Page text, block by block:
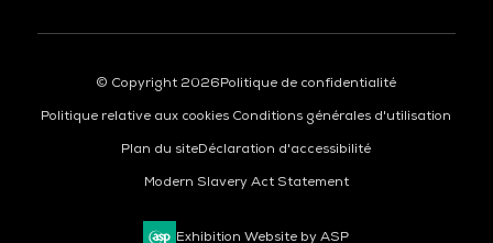
© Copyright 2026Politique de confidentialité
Politique relative aux cookies Conditions générales d'utilisation
Plan du siteDéclaration d'accessibilité
Modern Slavery Act Statement
Exhibition Website by ASP